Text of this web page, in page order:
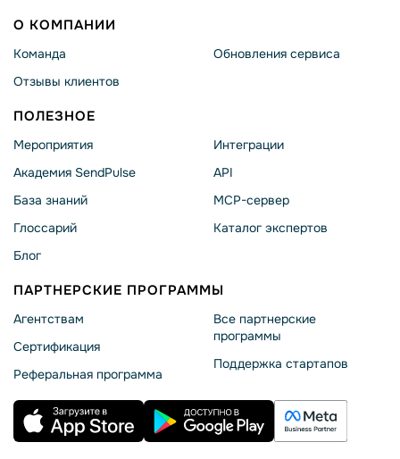
О КОМПАНИИ
Команда
Отзывы клиентов
Обновления сервиса
ПОЛЕЗНОЕ
Мероприятия
Академия SendPulse
База знаний
Глоссарий
Блог
Интеграции
API
MCP-сервер
Каталог экспертов
ПАРТНЕРСКИЕ ПРОГРАММЫ
Агентствам
Сертификация
Реферальная программа
Все партнерские
программы
Поддержка стартапов